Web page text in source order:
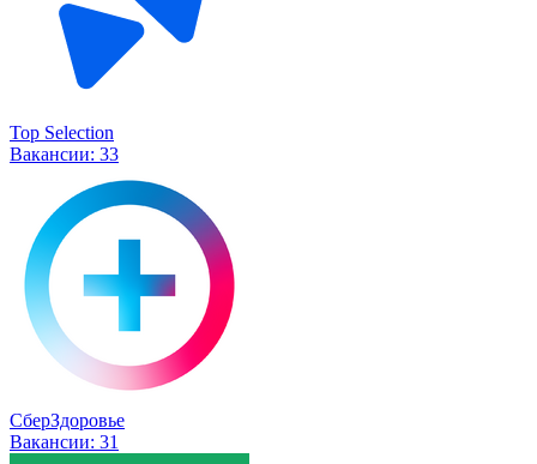
Top Selection
Вакансии: 33
СберЗдоровье
Вакансии: 31